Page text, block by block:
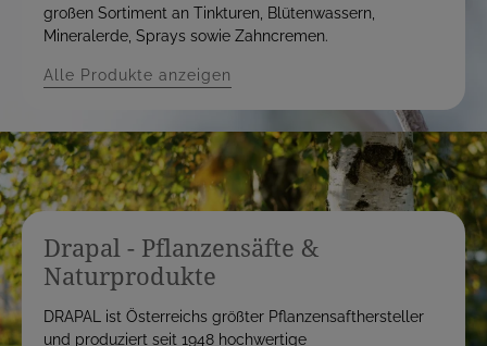
großen Sortiment an Tinkturen, Blütenwassern,
Mineralerde, Sprays sowie Zahncremen.
Alle Produkte anzeigen
Drapal - Pflanzensäfte &
Naturprodukte
DRAPAL ist Österreichs größter Pflanzensafthersteller
und produziert seit 1948 hochwertige